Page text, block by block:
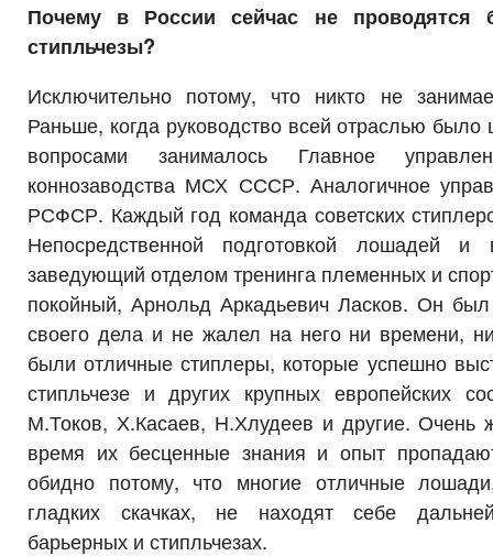
Почему в России сейчас не проводятся
стипльчезы?
Исключительно потому, что никто не
Раньше, когда руководство всей отраслью было
вопросами занималось Главное
коннозаводства МСХ СССР. Аналогичное
РСФСР. Каждый год команда советских
Непосредственной подготовкой лошадей и
заведующий отделом тренинга племенных и
покойный, Арнольд Аркадьевич Ласков. Он
своего дела и не жалел на него ни времени,
были отличные стиплеры, которые успешно
стипльчезе и других крупных европейских
М.Токов, Х.Касаев, Н.Хлудеев и другие. Очень
время их бесценные знания и опыт
обидно потому, что многие отличные
гладких скачках, не находят себе
барьерных и стипльчезах.